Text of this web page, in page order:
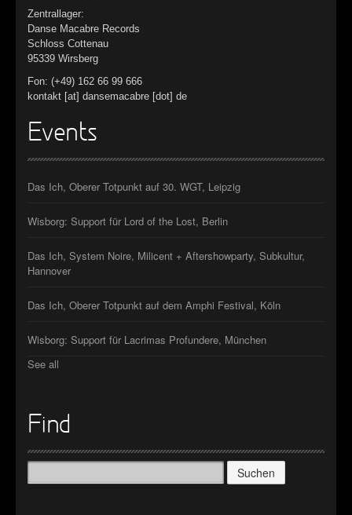
Zentrallager:
Danse Macabre Records
Schloss Cottenau
95339 Wirsberg
Fon: (+49) 162 66 99 666
kontakt [at] dansemacabre [dot] de
Events
Das Ich, Oberer Totpunkt auf 30. WGT, Leipzig
Wisborg: Support für Lord of the Lost, Berlin
Das Ich, System Noire, Milicent + Aftershowparty, Subkultur,
Hannover
Das Ich, Oberer Totpunkt auf dem Amphi Festival, Köln
Wisborg: Support für Lacrimas Profundere, München
See all
Find
Suchen
nach: